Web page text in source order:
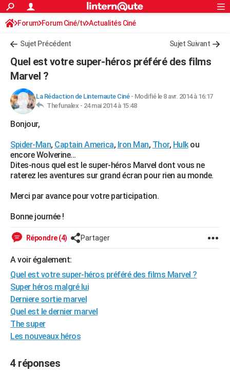
ACTUALITÉS
Politique
Société
Faits Divers
Education
Monde
Villes
+
Programme TV
TNTStreaming
Cinéma
Sorties cinéma
Musique
+FINANCE
Retraite
Impôts
Epargne
Immobilier
Risques naturels par ville
Banque
Assurance
Crédit
AUTO
Essais
Réserver un essai
Citadines
Berlines
SUV
Forum auto
HIGH-TECH
Forum
Aménagement intérieur
Extérieur
Cuisine
Salle de bains
Jardinage
Rangement
WEEK-END
Guides de France
Escapades
Patrimoine
Expositions
Musées
Week-end nature
+LIFESTYLE
Art de vivre
Bien-être
Loisirs
Mode
Modes de vie
SANTE
Alimentation
Guide de la santé
Maladies
Médicaments
Sommeil
VOYAGE
Destinations
City break
Voyage nature
Voyage de noces
Forum
Climat
PHOTO
GUIDES D'ACHAT
BONS PLANS
CARTE DE VOEUX
Carte de Noël
Carte Bonne année
Carte Saint-Valentin
Carte Pâques
Carte d'anniversaire
DICTIONNAIRE
COPAINS D'AVANT
S'inscrire
Connexion
Forum Forum Ciné/tv Actualités Ciné
Sujet Précédent Sujet Suivant
Quel est votre super-héros préféré des films
Marvel ?
La Rédaction de Linternaute Ciné- Modifié le 8 avr. 2014 à 16:17
Thefunalex - 24 mai 2014 à 15:48
Bonjour,
Spider-Man, Captain America, Iron Man, Thor, Hulkou
encore Wolverine...
Dites-nous quel est le super-héros Marvel dont vous ne
raterez les aventures sur grand écran pour rien au monde.
Merci par avance pour votre participation.
Bonne journée !
Répondre (4) Partager
A voir également:
Quel est votre super-héros préféré des films Marvel ?
Super héros malgré lui
Derniere sortie marvel
Quel est le dernier marvel
The super
Les nouveaux héros
4 réponses